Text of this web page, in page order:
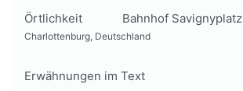
Örtlichkeit Bahnhof Savignyplatz
Charlottenburg, Deutschland
Erwähnungen im Text